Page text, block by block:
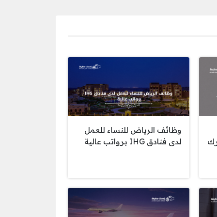
وظائف الرياض للنساء للعمل
لدى فنادق IHG برواتب عالية